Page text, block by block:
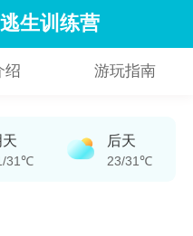
生训练营
绍 游玩指南
天
31℃
后天
23/31℃